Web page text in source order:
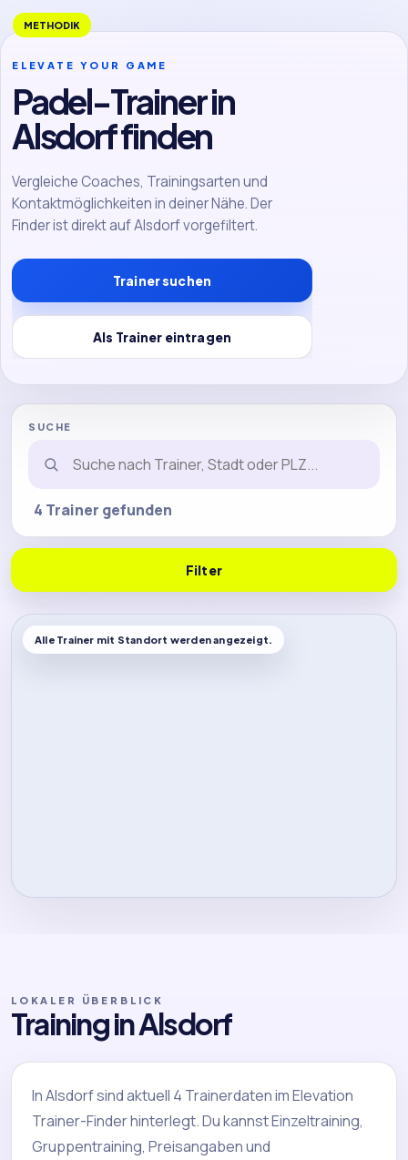
ELEVATE YOUR GAME
Padel-Trainer in
Alsdorf finden
Vergleiche Coaches, Trainingsarten und
Kontaktmöglichkeiten in deiner Nähe. Der
Finder ist direkt auf Alsdorf vorgefiltert.
Trainer suchen
Als Trainer eintragen
SUCHE
4 Trainer gefunden
Filter
Alle Trainer mit Standort werden angezeigt.
LOKALER ÜBERBLICK
Training in Alsdorf
In Alsdorf sind aktuell 4 Trainerdaten im Elevation
Trainer-Finder hinterlegt. Du kannst Einzeltraining,
Gruppentraining, Preisangaben und
METHODIK